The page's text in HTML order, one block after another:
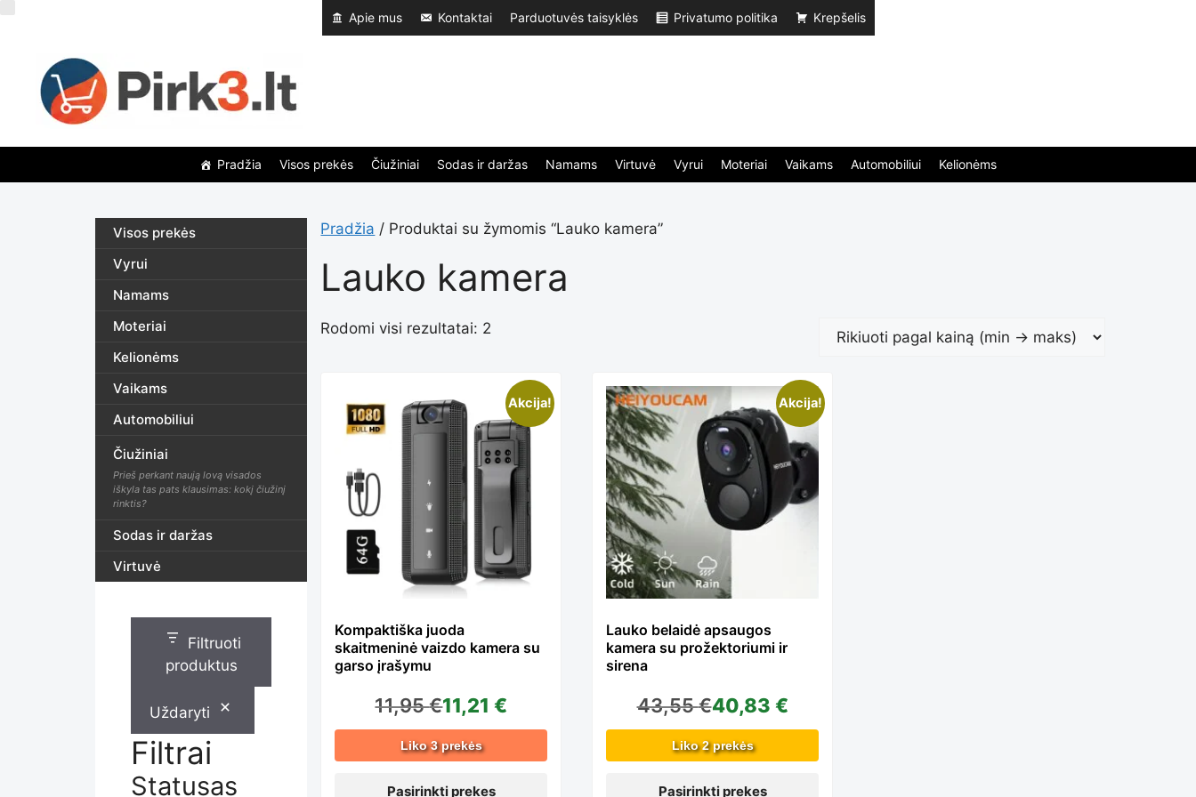
prie
turinio
Apie mus Kontaktai Parduotuvės taisyklės Privatumo politika Krepšelis
Pradžia Visos prekės Čiužiniai Sodas ir daržas Namams Virtuvė Vyrui Moteriai Vaikams Automobiliui Kelionėms
Pradžia / Produktai su žymomis “Lauko kamera”
Lauko kamera
Rodomi visi rezultatai: 2
pagal
kainą:
nuo
mažos
iki
didelės
Akcija!
Kompaktiška juoda
skaitmeninė vaizdo kamera su
garso įrašymu
11,95€11,21€
Liko 3 prekės
Pasirinkti prekes
This
product
has
multiple
variants.
The
Akcija!
Lauko belaidė apsaugos
kamera su prožektoriumi ir
sirena
43,55€40,83 €
Liko 2 prekės
Pasirinkti prekes
This
product
has
multiple
variants.
The
Visos prekės
Vyrui
Namams
Moteriai
Kelionėms
Vaikams
Automobiliui
Čiužiniai
Prieš perkant naują lovą visados
iškyla tas pats klausimas: kokį čiužinį
rinktis?
Sodas ir daržas
Virtuvė
Filtruoti
produktus
Uždaryti
Filtrai
Statusas